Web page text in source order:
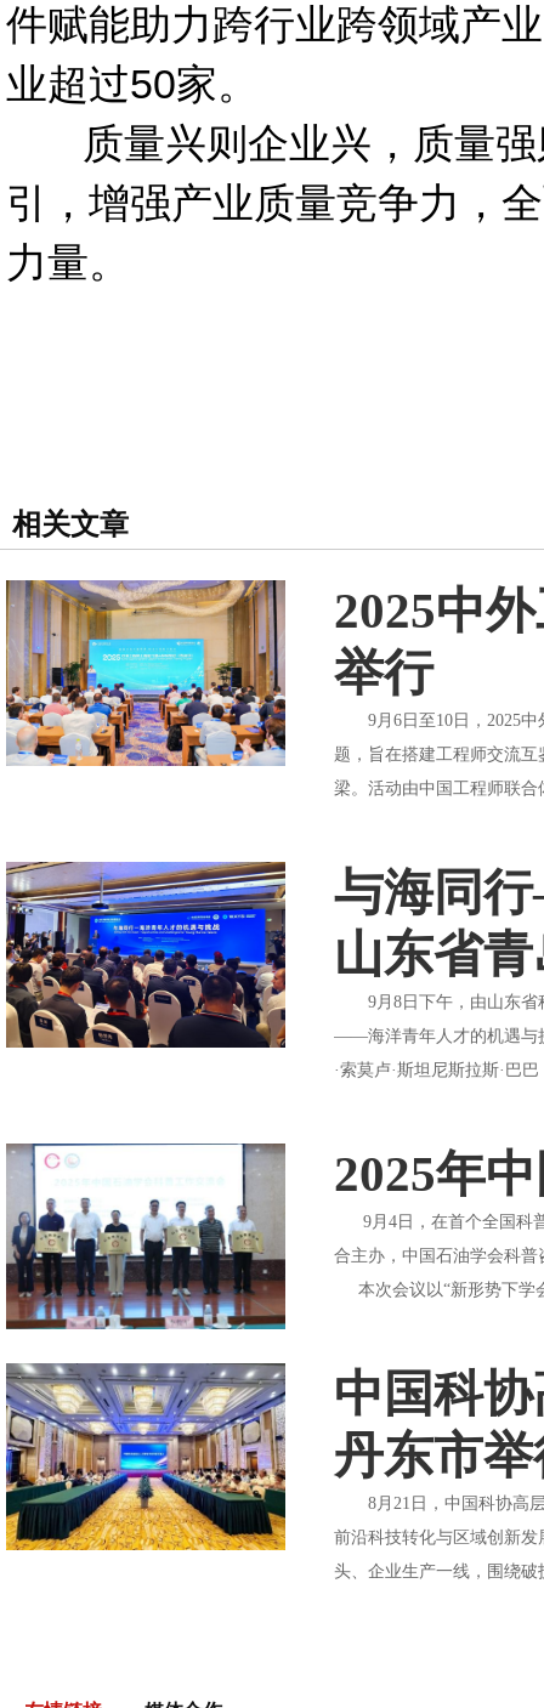
件赋能助力跨行业跨领域产
业超过50家。
质量兴则企业兴，质量强
引，增强产业质量竞争力，
力量。
相关文章
2025中
举行
9月6日至10日，2025中
题，旨在搭建工程师交流
梁。活动由中国工程师联
与海同
山东省
9月8日下午，由山东省科
——海洋青年人才的机遇与
·索莫卢·斯坦尼斯拉斯·巴
2025年
9月4日，在首个全国科普
合主办，中国石油学会科
本次会议以“新形势下学
中国科
丹东市
8月21日，中国科协高层
前沿科技转化与区域创新
头、企业生产一线，围绕